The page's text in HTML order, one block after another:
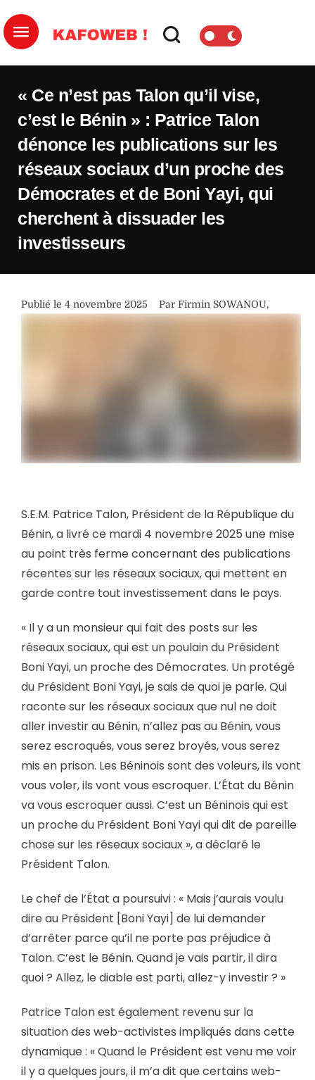
« Ce n’est pas Talon qu’il vise,
c’est le Bénin » : Patrice Talon
dénonce les publications sur les
réseaux sociaux d’un proche des
Démocrates et de Boni Yayi, qui
cherchent à dissuader les
investisseurs
Publié le 4 novembre 2025 Par Firmin SOWANOU,
S.E.M. Patrice Talon, Président de la République du
Bénin, a livré ce mardi 4 novembre 2025 une mise
au point très ferme concernant des publications
récentes sur les réseaux sociaux, qui mettent en
garde contre tout investissement dans le pays.
« Il y a un monsieur qui fait des posts sur les
réseaux sociaux, qui est un poulain du Président
Boni Yayi, un proche des Démocrates. Un protégé
du Président Boni Yayi, je sais de quoi je parle. Qui
raconte sur les réseaux sociaux que nul ne doit
aller investir au Bénin, n’allez pas au Bénin, vous
serez escroqués, vous serez broyés, vous serez
mis en prison. Les Béninois sont des voleurs, ils vont
vous voler, ils vont vous escroquer. L’État du Bénin
va vous escroquer aussi. C’est un Béninois qui est
un proche du Président Boni Yayi qui dit de pareille
chose sur les réseaux sociaux », a déclaré le
Président Talon.
Le chef de l’État a poursuivi : « Mais j’aurais voulu
dire au Président [Boni Yayi] de lui demander
d’arrêter parce qu’il ne porte pas préjudice à
Talon. C’est le Bénin. Quand je vais partir, il dira
quoi ? Allez, le diable est parti, allez-y investir ? »
Patrice Talon est également revenu sur la
situation des web-activistes impliqués dans cette
dynamique : « Quand le Président est venu me voir
il y a quelques jours, il m’a dit que certains web-